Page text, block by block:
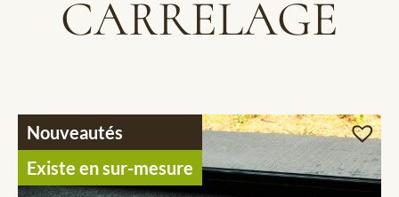
CARRELAGE
Nouveautés
Existe en sur-mesure